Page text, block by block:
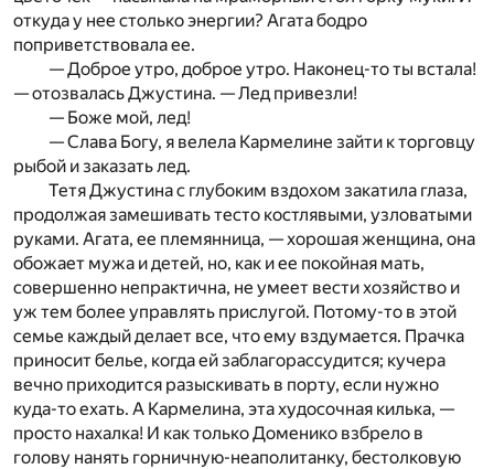
откуда у нее столько энергии? Агата бодро
поприветствовала ее.
— Доброе утро, доброе утро. Наконец-то ты встала!
— отозвалась Джустина. — Лед привезли!
— Боже мой, лед!
— Слава Богу, я велела Кармелине зайти к торговцу
рыбой и заказать лед.
Тетя Джустина с глубоким вздохом закатила глаза,
продолжая замешивать тесто костлявыми, узловатыми
руками. Агата, ее племянница, — хорошая женщина, она
обожает мужа и детей, но, как и ее покойная мать,
совершенно непрактична, не умеет вести хозяйство и
уж тем более управлять прислугой. Потому-то в этой
семье каждый делает все, что ему вздумается. Прачка
приносит белье, когда ей заблагорассудится; кучера
вечно приходится разыскивать в порту, если нужно
куда-то ехать. А Кармелина, эта худосочная килька, —
просто нахалка! И как только Доменико взбрело в
голову нанять горничную-неаполитанку, бестолковую